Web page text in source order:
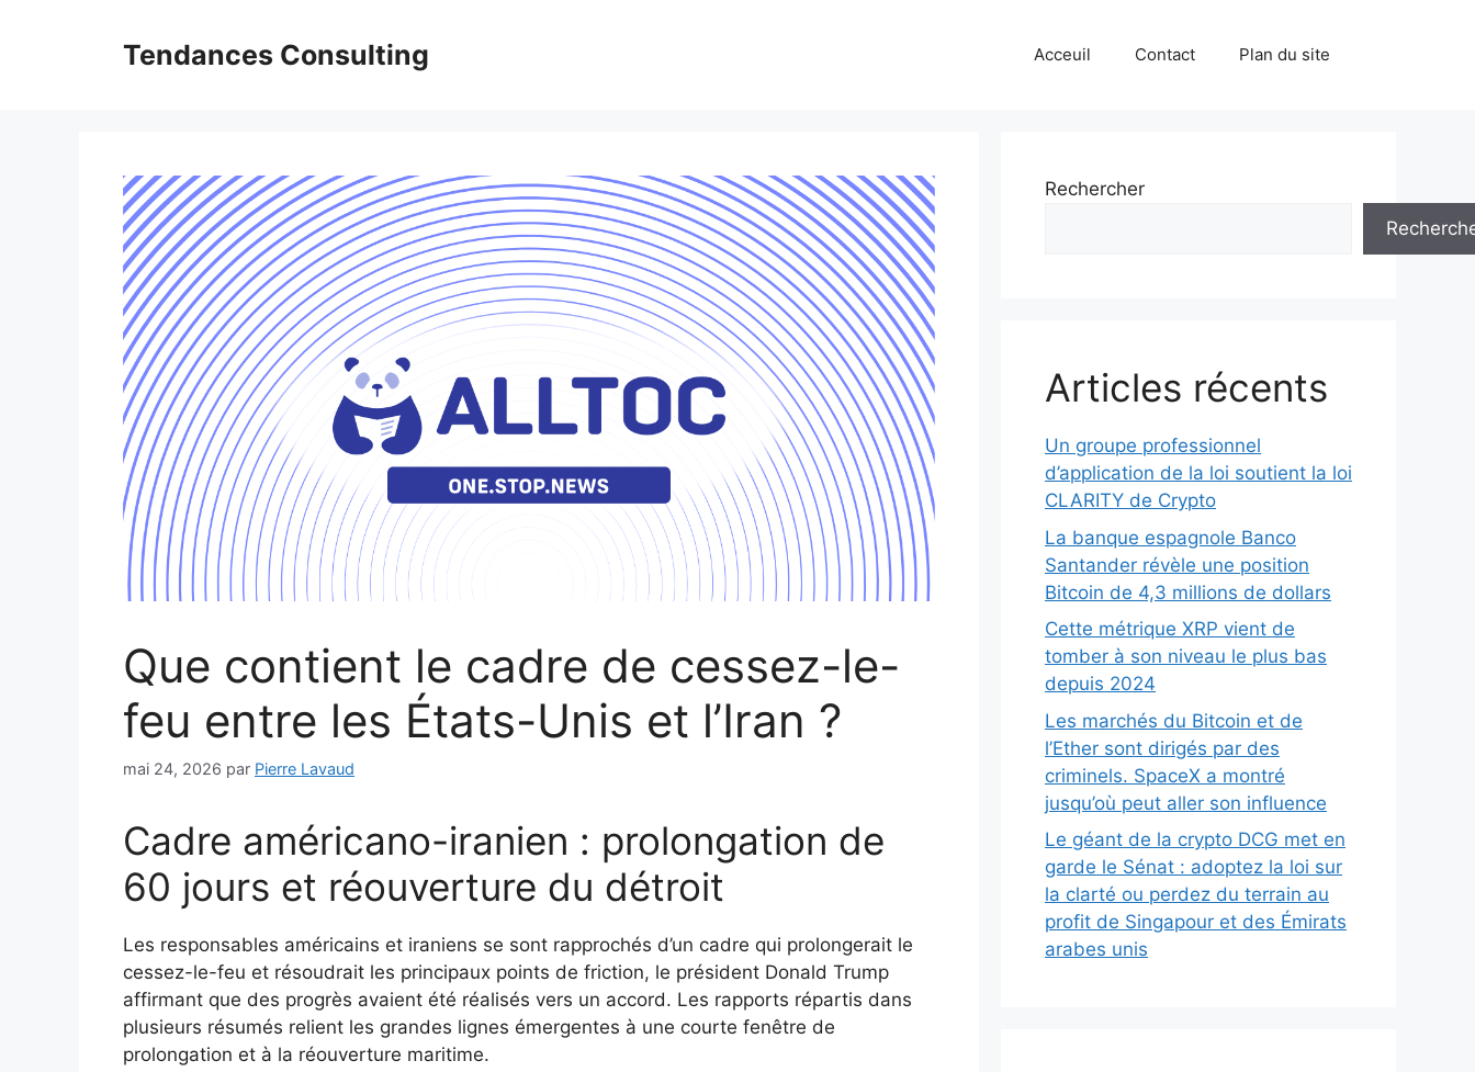
Tendances Consulting Acceuil Contact Plan du site
Que contient le cadre de cessez-le-
feu entre les États-Unis et l’Iran ?
mai 24, 2026 par Pierre Lavaud
Cadre américano-iranien : prolongation de
60 jours et réouverture du détroit
Les responsables américains et iraniens se sont rapprochés d’un cadre qui prolongerait le
cessez-le-feu et résoudrait les principaux points de friction, le président Donald Trump
affirmant que des progrès avaient été réalisés vers un accord. Les rapports répartis dans
plusieurs résumés relient les grandes lignes émergentes à une courte fenêtre de
prolongation et à la réouverture maritime.
Rechercher
Articles récents
Un groupe professionnel
d’application de la loi soutient la loi
CLARITY de Crypto
La banque espagnole Banco
Santander révèle une position
Bitcoin de 4,3 millions de dollars
Cette métrique XRP vient de
tomber à son niveau le plus bas
depuis 2024
Les marchés du Bitcoin et de
l’Ether sont dirigés par des
criminels. SpaceX a montré
jusqu’où peut aller son influence
Le géant de la crypto DCG met en
garde le Sénat : adoptez la loi sur
la clarté ou perdez du terrain au
profit de Singapour et des Émirats
arabes unis